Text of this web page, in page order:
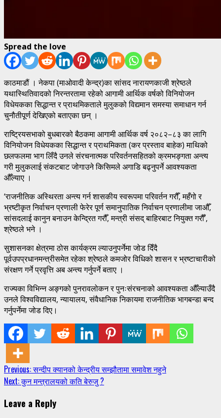
Spread the love
काठमाडौं । नेकपा (माओवादी केन्द्र)का सांसद नारायणकाजी श्रेष्ठले
यथास्थितिवादको निरन्तरतामा रहेको आगामी आर्थिक वर्षको विनियोजन
विधेयकका सिद्धान्त र प्राथमिकताले मुलुकको विद्यमान समस्या समाधान गर्न
चुनौतीपूर्ण देखिएको बताएका छन् ।
राष्ट्रियसभाको बुधबारको बैठकमा आगामी आर्थिक वर्ष २०८२–८३ का लागि
विनियोजन विधेयकका सिद्धान्त र प्राथमिकता (कर प्रस्ताव बाहेक) माथिको
छलफलमा भाग लिँदै उनले संरचनात्मक परिवर्तनसहितको क्रमभङ्गता अन्त्य
गरी मुलुकलाई संकटबाट जोगाउने किसिमले अगाडि बढ्नुपर्ने आवश्यकता
औँल्याए ।
‘राजनीतिक अस्थिरता अन्त्य गर्न शासकीय स्वरूपमा परिवर्तन गरौँ, महँगो र
भ्रष्टीकृत निर्वाचन प्रणाली फेरेर पूर्ण समानुपातिक निर्वाचन प्रणालीमा जाऔँ,
सांसदलाई कानुन बनाउन केन्द्रित गरौँ, मन्त्री संसद् बाहिरबाट नियुक्त गरौँ’,
श्रेष्ठले भने ।
सुशासनका क्षेत्रमा ठोस कार्यक्रम ल्याउनुपर्नेमा जोड दिँदै
पूर्वउपप्रधानमन्त्रीसमेत रहेका श्रेष्ठले कमजोर विधिको शासन र भ्रष्टाचारीको
संरक्षण गर्ने प्रवृत्ति अब अन्त्य गर्नुपर्ने बताए ।
राज्यका विभिन्न अङ्गको पुनरावलोकन र पुनःसंरचनाको आवश्यकता औँल्याउँदै
उनले विश्वविद्यालय, न्यायालय, संवैधानिक निकायमा राजनीतिक भागबन्डा बन्द
गर्नुपर्नेमा जोड दिए।
Continue
Reading
Previous:सन्दीप क्यानको केन्द्रीय सम्झौतामा समावेश नहुने
Next:कुन मन्त्रालयको कति बेरुजु ?
Leave a Reply